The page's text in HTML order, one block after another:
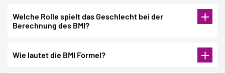
Welche Rolle spielt das Geschlecht bei der
Berechnung des BMI?
Deutschen Gesellschaft für Ernährung
Wie lautet die BMI Formel?